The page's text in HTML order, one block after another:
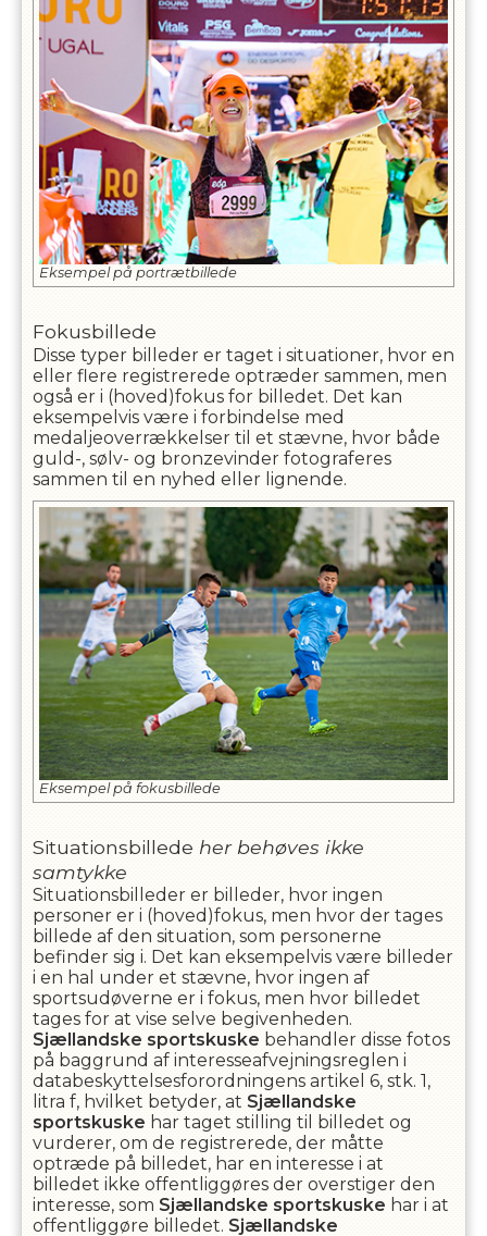
Eksempel på portrætbillede
Fokusbillede
Disse typer billeder er taget i situationer, hvor en
eller flere registrerede optræder sammen, men
også er i (hoved)fokus for billedet. Det kan
eksempelvis være i forbindelse med
medaljeoverrækkelser til et stævne, hvor både
guld-, sølv- og bronzevinder fotograferes
sammen til en nyhed eller lignende.
Eksempel på fokusbillede
Situationsbillede her behøves ikke
samtykke
Situationsbilleder er billeder, hvor ingen
personer er i (hoved)fokus, men hvor der tages
billede af den situation, som personerne
befinder sig i. Det kan eksempelvis være billeder
i en hal under et stævne, hvor ingen af
sportsudøverne er i fokus, men hvor billedet
tages for at vise selve begivenheden.
Sjællandske sportskuske behandler disse fotos
på baggrund af interesseafvejningsreglen i
databeskyttelsesforordningens artikel 6, stk. 1,
litra f, hvilket betyder, at Sjællandske
sportskuske har taget stilling til billedet og
vurderer, om de registrerede, der måtte
optræde på billedet, har en interesse i at
billedet ikke offentliggøres der overstiger den
interesse, som Sjællandske sportskuske har i at
offentliggøre billedet. Sjællandske